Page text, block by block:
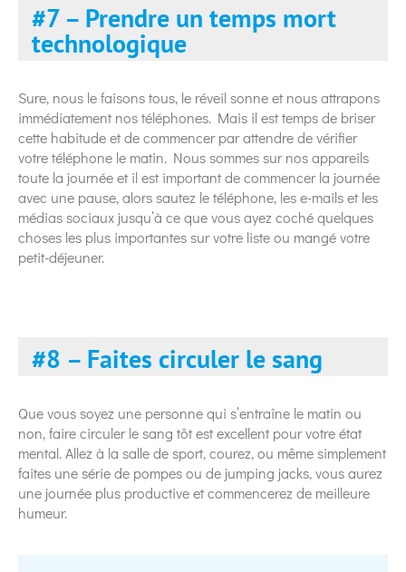
#7 – Prendre un temps mort
technologique
Sure, nous le faisons tous, le réveil sonne et nous attrapons
immédiatement nos téléphones. Mais il est temps de briser
cette habitude et de commencer par attendre de vérifier
votre téléphone le matin. Nous sommes sur nos appareils
toute la journée et il est important de commencer la journée
avec une pause, alors sautez le téléphone, les e-mails et les
médias sociaux jusqu’à ce que vous ayez coché quelques
choses les plus importantes sur votre liste ou mangé votre
petit-déjeuner.
#8 – Faites circuler le sang
Que vous soyez une personne qui s’entraîne le matin ou
non, faire circuler le sang tôt est excellent pour votre état
mental. Allez à la salle de sport, courez, ou même simplement
faites une série de pompes ou de jumping jacks, vous aurez
une journée plus productive et commencerez de meilleure
humeur.